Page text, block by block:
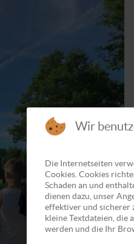
Wir
Die Internetseiten
Cookies. Cookies
Schaden an und
dienen dazu, unser
effektiver und sicherer
kleine Textdateien, die
werden und die Ihr